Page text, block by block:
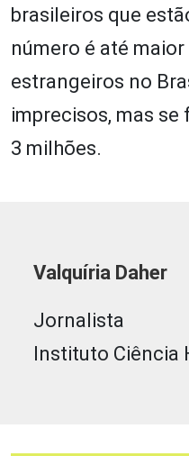
brasileiros que
número é até
estrangeiros no
imprecisos, mas se
3 milhões.
Valquíria Daher
Jornalista
Instituto Ciência